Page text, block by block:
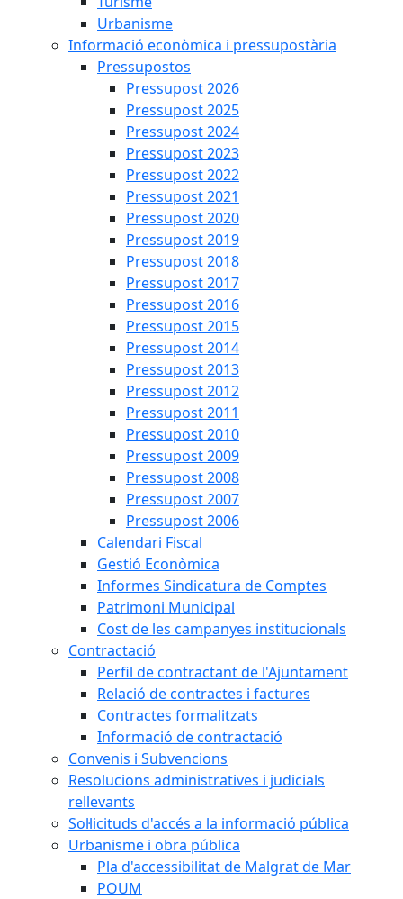
Urbanisme
Informació econòmica i pressupostària
Pressupostos
Pressupost 2026
Pressupost 2025
Pressupost 2024
Pressupost 2023
Pressupost 2022
Pressupost 2021
Pressupost 2020
Pressupost 2019
Pressupost 2018
Pressupost 2017
Pressupost 2016
Pressupost 2015
Pressupost 2014
Pressupost 2013
Pressupost 2012
Pressupost 2011
Pressupost 2010
Pressupost 2009
Pressupost 2008
Pressupost 2007
Pressupost 2006
Calendari Fiscal
Gestió Econòmica
Informes Sindicatura de Comptes
Patrimoni Municipal
Cost de les campanyes institucionals
Contractació
Perfil de contractant de l'Ajuntament
Relació de contractes i factures
Contractes formalitzats
Informació de contractació
Convenis i Subvencions
Resolucions administratives i judicials
rellevants
Sol·licituds d'accés a la informació pública
Urbanisme i obra pública
Pla d'accessibilitat de Malgrat de Mar
POUM